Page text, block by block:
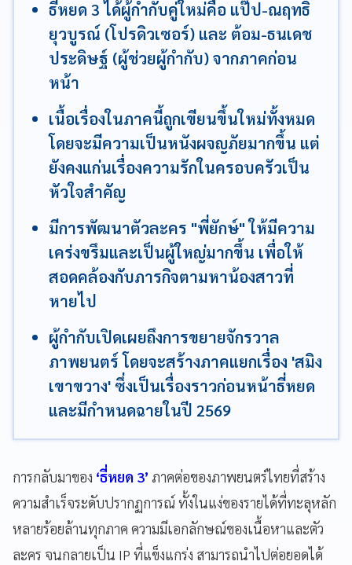
ธี่หยด 3 ได้ผู้กำกับคู่ใหม่คือ แป๊ป-ณฤทธิ์
ยุวบูรณ์ (โปรดิวเซอร์) และ ต้อม-ธนเดช
ประดิษฐ์ (ผู้ช่วยผู้กำกับ) จากภาคก่อน
หน้า
เนื้อเรื่องในภาคนี้ถูกเขียนขึ้นใหม่ทั้งหมด
โดยจะมีความเป็นหนังผจญภัยมากขึ้น แต่
ยังคงแก่นเรื่องความรักในครอบครัวเป็น
หัวใจสำคัญ
มีการพัฒนาตัวละคร "พี่ยักษ์" ให้มีความ
เคร่งขรึมและเป็นผู้ใหญ่มากขึ้น เพื่อให้
สอดคล้องกับภารกิจตามหาน้องสาวที่
หายไป
ผู้กำกับเปิดเผยถึงการขยายจักรวาล
ภาพยนตร์ โดยจะสร้างภาคแยกเรื่อง 'สมิง
เขาขวาง' ซึ่งเป็นเรื่องราวก่อนหน้าธี่หยด
และมีกำหนดฉายในปี 2569
การกลับมาของ ‘ธี่หยด 3’ ภาคต่อของภาพยนตร์ไทยที่สร้าง
ความสำเร็จระดับปรากฏการณ์ ทั้งในแง่ของรายได้ที่ทะลุหลัก
หลายร้อยล้านทุกภาค ความมีเอกลักษณ์ของเนื้อหาและตัว
ละคร จนกลายเป็น IP ที่แข็งแกร่ง สามารถนำไปต่อยอดได้